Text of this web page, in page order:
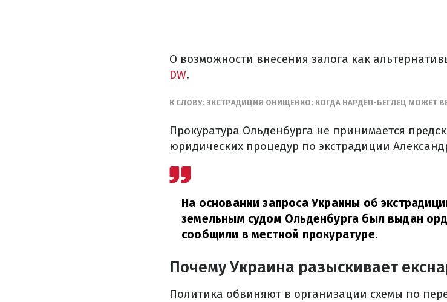
О возможности внесения залога как
DW.
К СЛОВУ: ЭКСТРАДИЦИЯ ОНИЩЕНКО: КОГДА НАРДЕП-БЕГЛЕЦ МОЖЕТ
Прокуратура Ольденбурга не принимается
юридических процедур по экстрадиции
На основании запроса Украины об
земельным судом Ольденбурга был выдан
сообщили в местной прокуратуре.
Почему Украина разыскивает
Политика обвиняют в организации схемы по